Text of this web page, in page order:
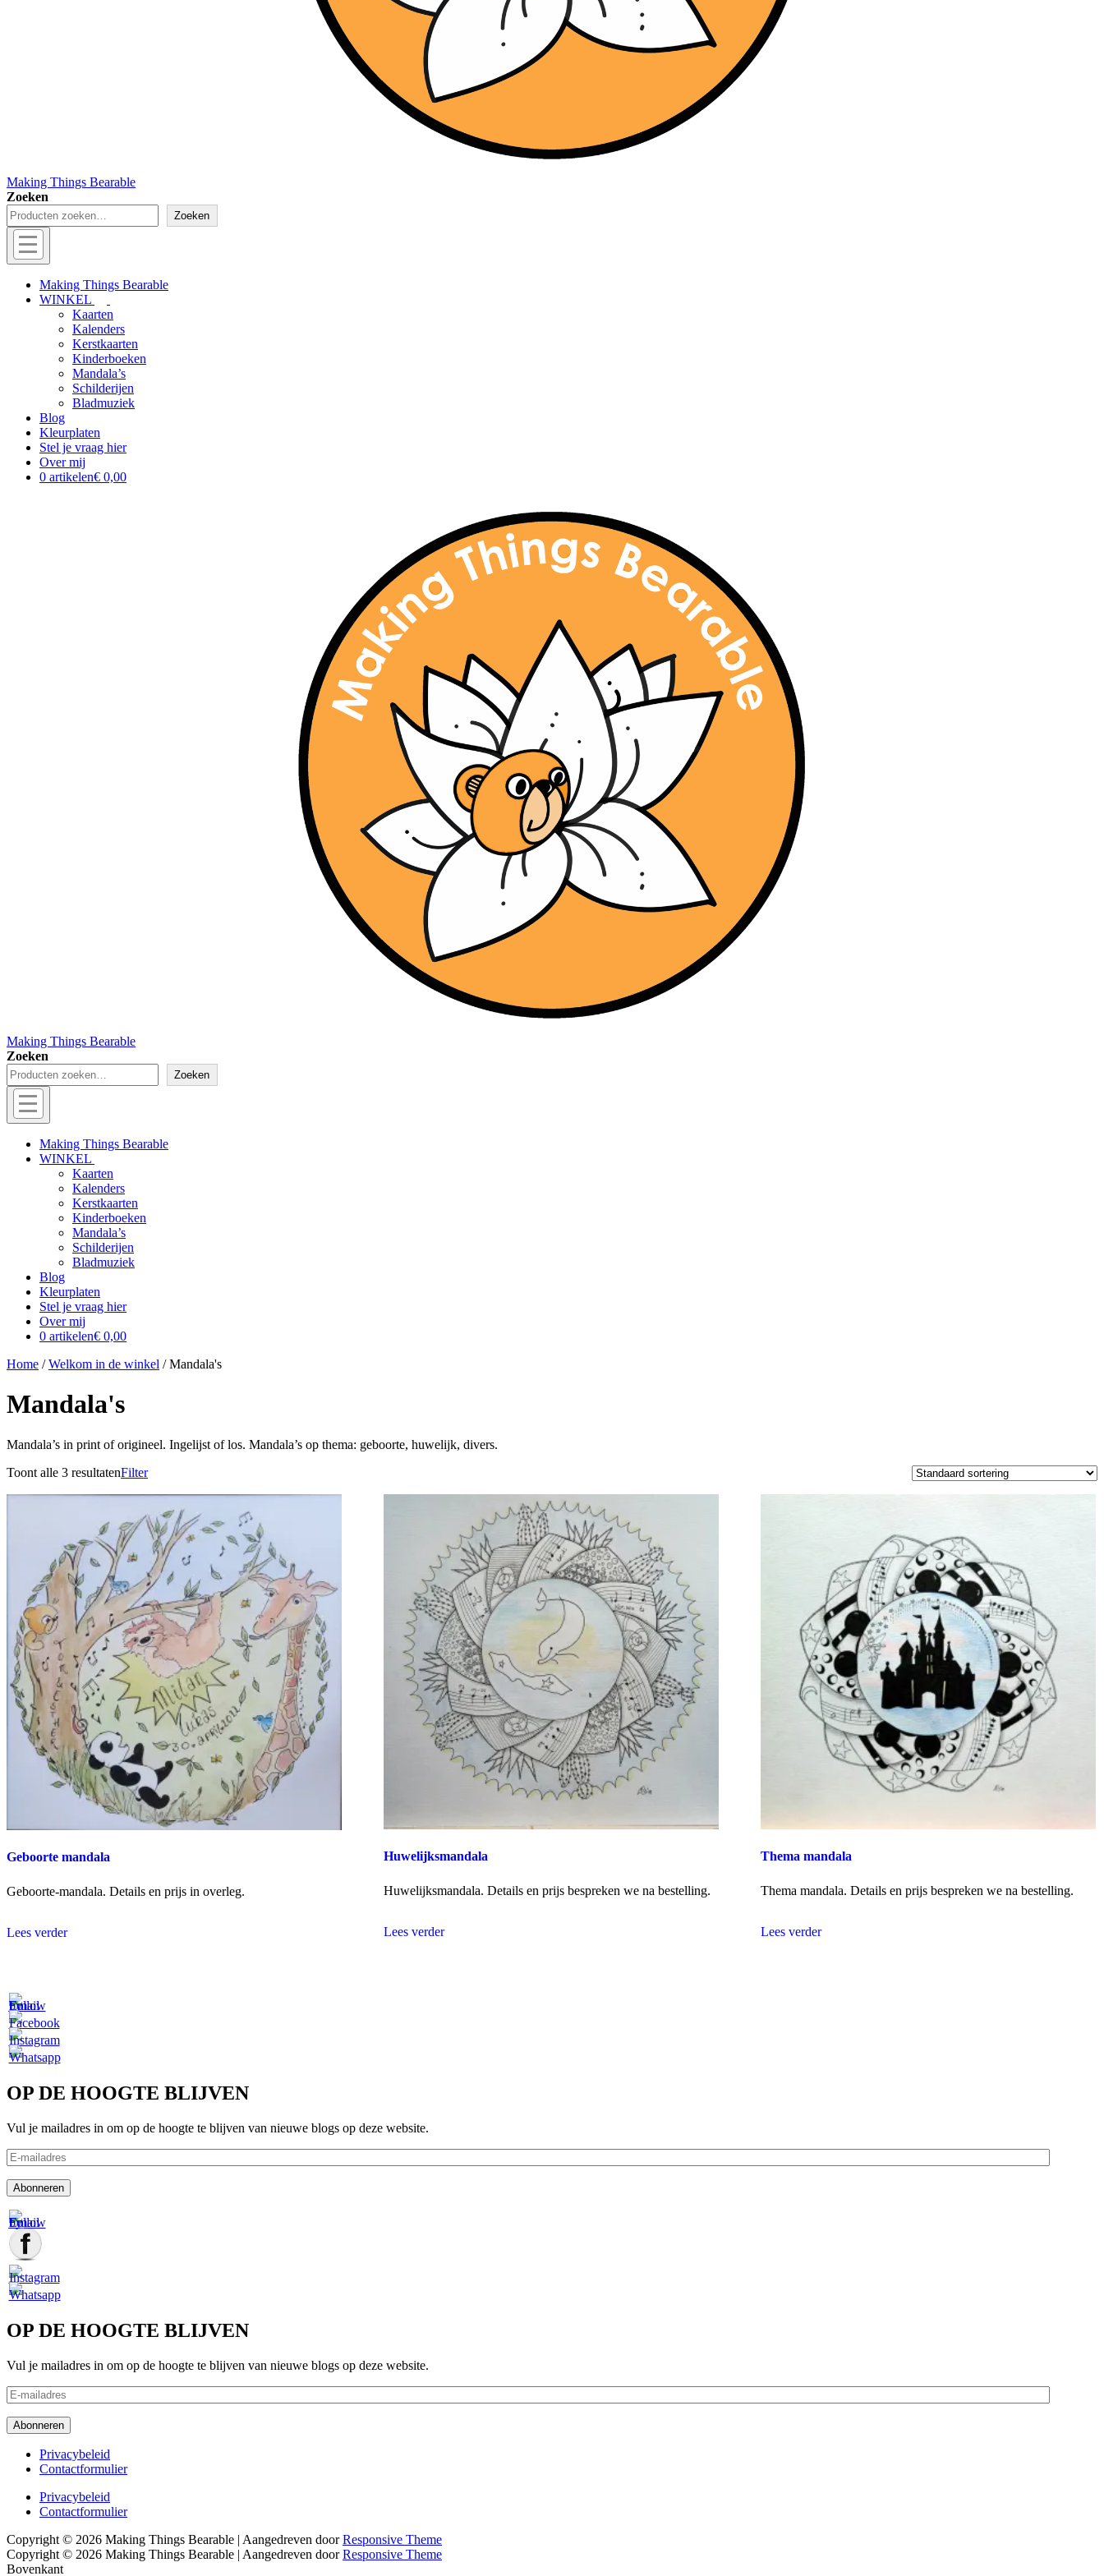
Making Things Bearable
Zoeken
Zoeken
Hoofd
navigatie
Menu
Making Things Bearable
WINKEL
Kaarten
Kalenders
Kerstkaarten
Kinderboeken
Mandala’s
Schilderijen
Bladmuziek
Blog
Kleurplaten
Stel je vraag hier
Over mij
0 artikelen€ 0,00
Making Things Bearable
Zoeken
Zoeken
Menu
Off
canvas
Making Things Bearable
WINKEL
Kaarten
Kalenders
Kerstkaarten
Kinderboeken
Mandala’s
Schilderijen
Bladmuziek
Blog
Kleurplaten
Stel je vraag hier
Over mij
0 artikelen€ 0,00
Home /Welkom in de winkel / Mandala's
Mandala's
Mandala’s in print of origineel. Ingelijst of los. Mandala’s op thema: geboorte, huwelijk, divers.
Filter
Toont alle 3 resultaten
Geboorte mandala
Geboorte-mandala. Details en prijs in overleg.
Lees verder
Huwelijksmandala
Huwelijksmandala. Details en prijs bespreken we na bestelling.
Lees verder
Thema mandala
Thema mandala. Details en prijs bespreken we na bestelling.
Lees verder
OP DE HOOGTE BLIJVEN
Vul je mailadres in om op de hoogte te blijven van nieuwe blogs op deze website.
E-
mailadres
Abonneren
OP DE HOOGTE BLIJVEN
Vul je mailadres in om op de hoogte te blijven van nieuwe blogs op deze website.
E-
mailadres
Abonneren
Footer
menu
Privacybeleid
Contactformulier
Footer
menu
Privacybeleid
Contactformulier
Copyright © 2026 Making Things Bearable | Aangedreven doorResponsive Theme
Copyright © 2026 Making Things Bearable | Aangedreven doorResponsive Theme
Bovenkant